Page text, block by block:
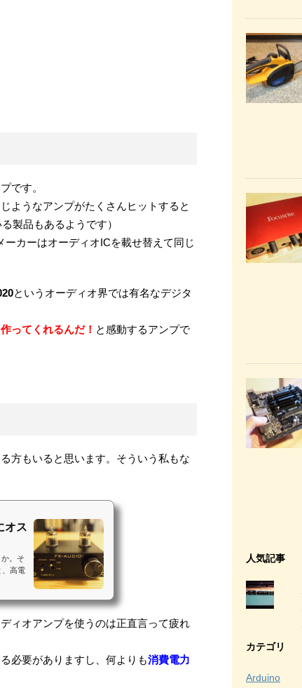
です。
ようなアンプがたくさんヒットすると
製品もあるようです）
ーカーはオーディオICを載せ替えて同じ
というオーディオ界では有名なデジタ
ってくれるんだ！ と感動するアンプで
方もいると思います。そういう私もな
オス
。そ
、高電
ィオアンプを使うのは正直言って疲れ
必要がありますし、何よりも消費電力
人気記事
カテゴリ
Arduino